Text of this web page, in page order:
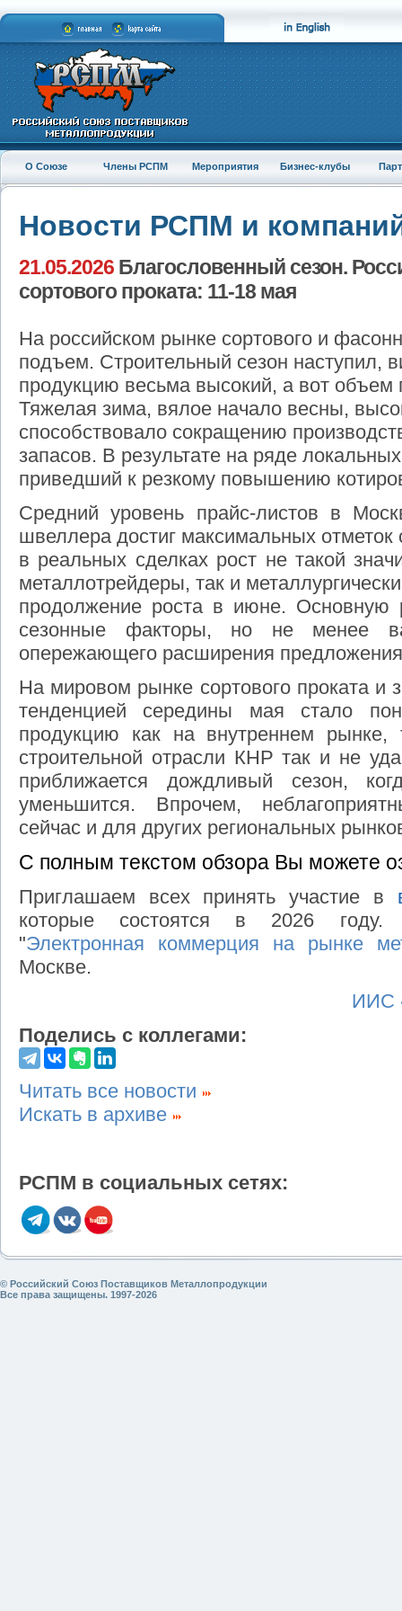
О Союзе Члены РСПМ Мероприятия Бизнес-клубы
Новости РСПМ и
21.05.2026 Благословенный сезон.
сортового проката: 11-18 мая
На российском рынке сортового и
подъем. Строительный сезон наступил,
продукцию весьма высокий, а вот объем
Тяжелая зима, вялое начало весны,
способствовало сокращению
запасов. В результате на ряде
приведший к резкому повышению
Средний уровень прайс-листов в
швеллера достиг максимальных
в реальных сделках рост не такой
металлотрейдеры, так и
продолжение роста в июне. Основную
сезонные факторы, но не менее
опережающего расширения
На мировом рынке сортового проката и
тенденцией середины мая стало
продукцию как на внутреннем
строительной отрасли КНР так и не
приближается дождливый сезон,
уменьшится. Впрочем,
сейчас и для других региональных
С полным текстом обзора Вы можете
Приглашаем всех принять участие в
которые состоятся в 2026 году.
"Электронная коммерция на рынке
Москве.
ИИС
Поделись с коллегами:
Читать все новости
Искать в архиве
РСПМ в социальных сетях:
© Российский Союз Поставщиков Металлопродукции
Все права защищены. 1997-2026